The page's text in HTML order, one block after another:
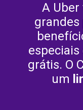
A
grandes
grátis. O
um